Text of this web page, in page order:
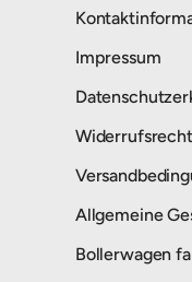
Impressum
Widerrufsrecht
Allgemeine
Bollerwagen